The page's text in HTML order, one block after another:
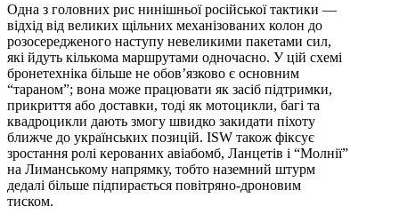
Одна з головних рис нинішньої російської тактики —
відхід від великих щільних механізованих колон до
розосередженого наступу невеликими пакетами сил,
які йдуть кількома маршрутами одночасно. У цій схемі
бронетехніка більше не обов’язково є основним
“тараном”; вона може працювати як засіб підтримки,
прикриття або доставки, тоді як мотоцикли, багі та
квадроцикли дають змогу швидко закидати піхоту
ближче до українських позицій. ISW також фіксує
зростання ролі керованих авіабомб, Ланцетів і “Молнії”
на Лиманському напрямку, тобто наземний штурм
дедалі більше підпирається повітряно-дроновим
тиском.